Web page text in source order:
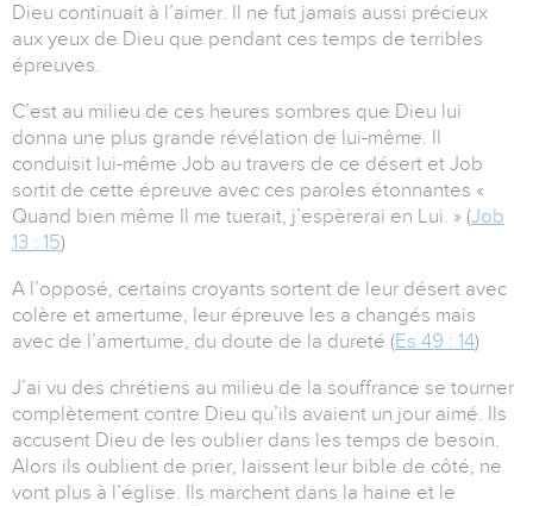
Dieu continuait à l’aimer. Il ne fut jamais aussi précieux
aux yeux de Dieu que pendant ces temps de terribles
épreuves.
C’est au milieu de ces heures sombres que Dieu lui
donna une plus grande révélation de lui-même. Il
conduisit lui-même Job au travers de ce désert et Job
sortit de cette épreuve avec ces paroles étonnantes «
Quand bien même Il me tuerait, j’espèrerai en Lui. » (Job
13 : 15)
A l’opposé, certains croyants sortent de leur désert avec
colère et amertume, leur épreuve les a changés mais
avec de l’amertume, du doute de la dureté (Es 49 : 14)
J’ai vu des chrétiens au milieu de la souffrance se tourner
complètement contre Dieu qu’ils avaient un jour aimé. Ils
accusent Dieu de les oublier dans les temps de besoin.
Alors ils oublient de prier, laissent leur bible de côté, ne
vont plus à l’église. Ils marchent dans la haine et le